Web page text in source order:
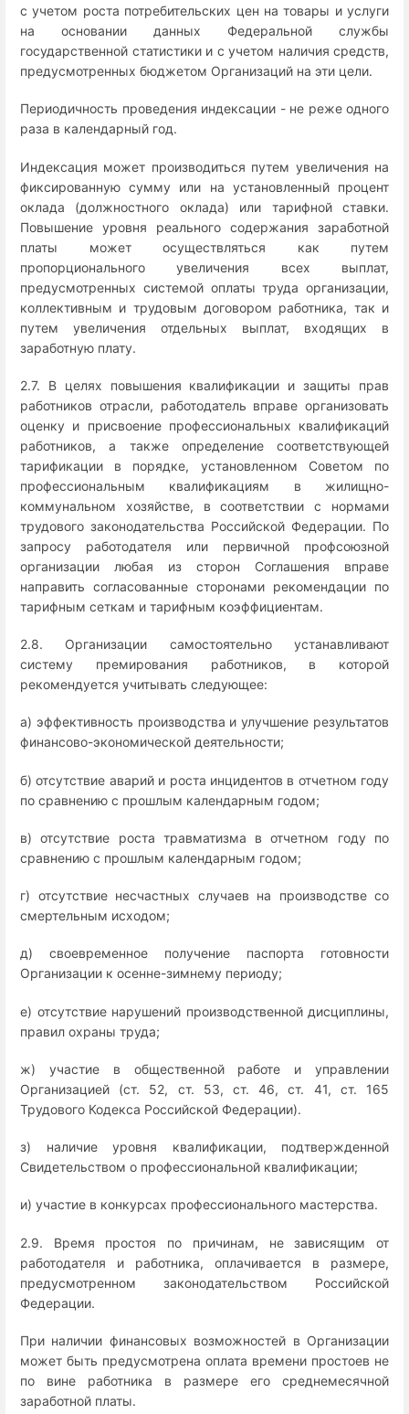
с учетом роста потребительских цен на товары и услуги
на основании данных Федеральной службы
государственной статистики и с учетом наличия средств,
предусмотренных бюджетом Организаций на эти цели.
Периодичность проведения индексации - не реже одного
раза в календарный год.
Индексация может производиться путем увеличения на
фиксированную сумму или на установленный процент
оклада (должностного оклада) или тарифной ставки.
Повышение уровня реального содержания заработной
платы может осуществляться как путем
пропорционального увеличения всех выплат,
предусмотренных системой оплаты труда организации,
коллективным и трудовым договором работника, так и
путем увеличения отдельных выплат, входящих в
заработную плату.
2.7. В целях повышения квалификации и защиты прав
работников отрасли, работодатель вправе организовать
оценку и присвоение профессиональных квалификаций
работников, а также определение соответствующей
тарификации в порядке, установленном Советом по
профессиональным квалификациям в жилищно-
коммунальном хозяйстве, в соответствии с нормами
трудового законодательства Российской Федерации. По
запросу работодателя или первичной профсоюзной
организации любая из сторон Соглашения вправе
направить согласованные сторонами рекомендации по
тарифным сеткам и тарифным коэффициентам.
2.8. Организации самостоятельно устанавливают
систему премирования работников, в которой
рекомендуется учитывать следующее:
а) эффективность производства и улучшение результатов
финансово-экономической деятельности;
б) отсутствие аварий и роста инцидентов в отчетном году
по сравнению с прошлым календарным годом;
в) отсутствие роста травматизма в отчетном году по
сравнению с прошлым календарным годом;
г) отсутствие несчастных случаев на производстве со
смертельным исходом;
д) своевременное получение паспорта готовности
Организации к осенне-зимнему периоду;
е) отсутствие нарушений производственной дисциплины,
правил охраны труда;
ж) участие в общественной работе и управлении
Организацией (ст. 52, ст. 53, ст. 46, ст. 41, ст. 165
Трудового Кодекса Российской Федерации).
з) наличие уровня квалификации, подтвержденной
Свидетельством о профессиональной квалификации;
и) участие в конкурсах профессионального мастерства.
2.9. Время простоя по причинам, не зависящим от
работодателя и работника, оплачивается в размере,
предусмотренном законодательством Российской
Федерации.
При наличии финансовых возможностей в Организации
может быть предусмотрена оплата времени простоев не
по вине работника в размере его среднемесячной
заработной платы.